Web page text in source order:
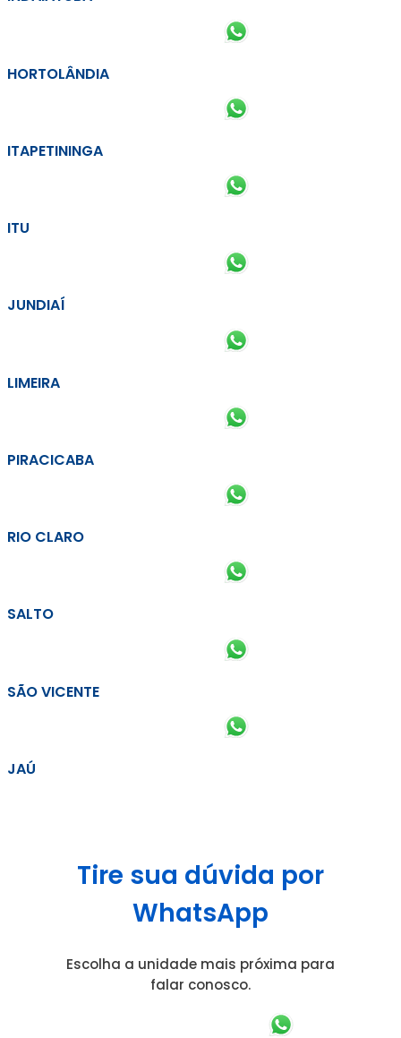
HORTOLÂNDIA
ITAPETININGA
ITU
JUNDIAÍ
LIMEIRA
PIRACICABA
RIO CLARO
SALTO
SÃO VICENTE
JAÚ
Tire sua dúvida por
WhatsApp
Escolha a unidade mais próxima para
falar conosco.